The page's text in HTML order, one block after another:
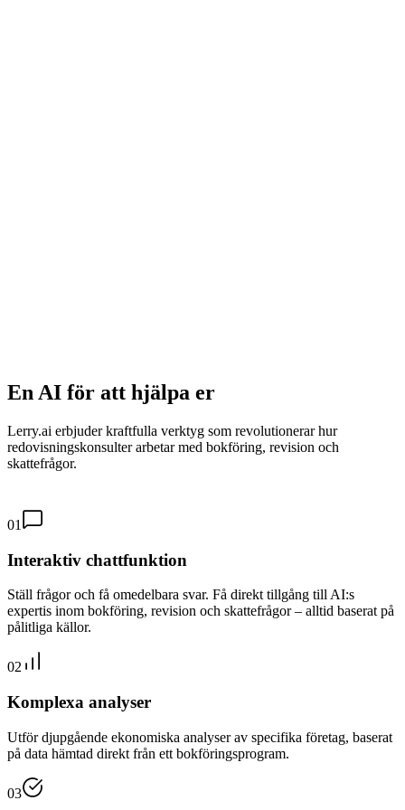
En AI för att hjälpa er
Lerry.ai erbjuder kraftfulla verktyg som revolutionerar hur
redovisningskonsulter arbetar med bokföring, revision och
skattefrågor.
01
Interaktiv chattfunktion
Ställ frågor och få omedelbara svar. Få direkt tillgång till AI:s
expertis inom bokföring, revision och skattefrågor – alltid baserat på
pålitliga källor.
02
Komplexa analyser
Utför djupgående ekonomiska analyser av specifika företag, baserat
på data hämtad direkt från ett bokföringsprogram.
03